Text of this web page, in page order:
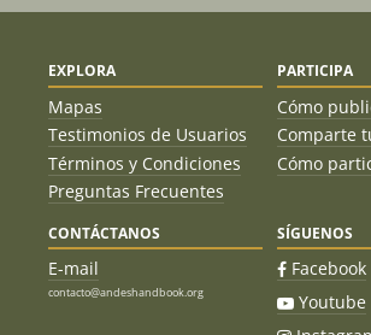
EXPLORA
Mapas
Testimonios de Usuarios
Términos y Condiciones
Preguntas Frecuentes
PARTICIPA
Cómo
Comparte
Cómo
CONTÁCTANOS
E-mail
contacto@andeshandbook.org
SÍGUENOS
Facebook
Youtube